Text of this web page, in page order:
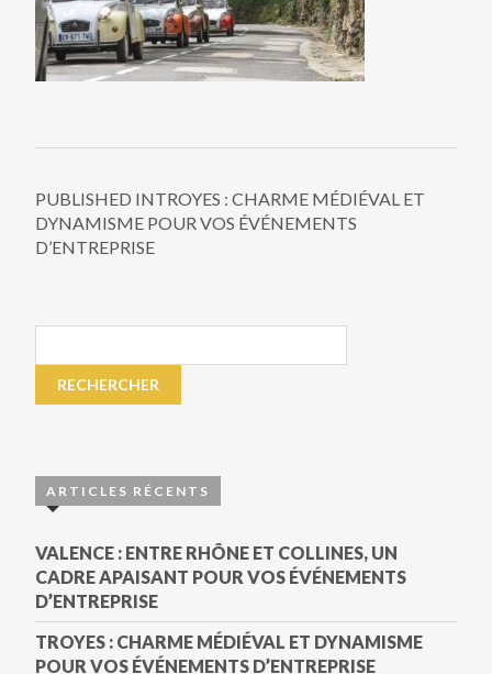
PUBLISHED INTROYES : CHARME MÉDIÉVAL ET
DYNAMISME POUR VOS ÉVÉNEMENTS
D’ENTREPRISE
ARTICLES RÉCENTS
VALENCE : ENTRE RHÔNE ET COLLINES, UN
CADRE APAISANT POUR VOS ÉVÉNEMENTS
D’ENTREPRISE
TROYES : CHARME MÉDIÉVAL ET DYNAMISME
POUR VOS ÉVÉNEMENTS D’ENTREPRISE